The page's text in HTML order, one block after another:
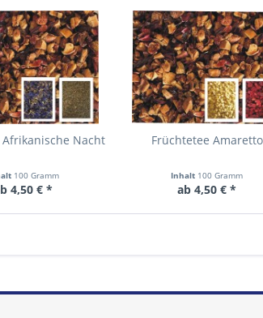
Nacht
100 Gramm
4,50 € *
Früchtetee Amaretto
Inhalt 100 Gramm
ab 4,50 € *